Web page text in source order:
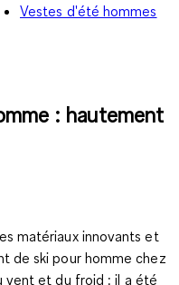
Vestes d'été hommes
: hautement
matériaux innovants et
de ski pour homme chez
vent et du froid : il a été